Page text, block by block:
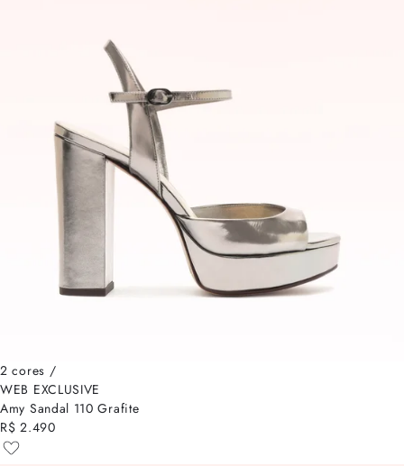
2 cores /
WEB EXCLUSIVE
Amy Sandal 110 Grafite
R$ 2.490